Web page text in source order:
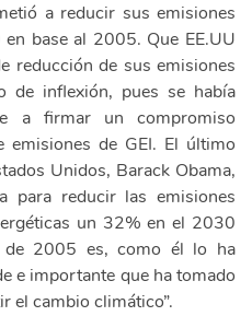
a reducir sus emisiones
base al 2005. Que EE.UU
reducción de sus emisiones
de inflexión, pues se había
a firmar un compromiso
emisiones de GEI. El último
Unidos, Barack Obama,
para reducir las emisiones
un 32% en el 2030
de 2005 es, como él lo ha
e importante que ha tomado
el cambio climático”.